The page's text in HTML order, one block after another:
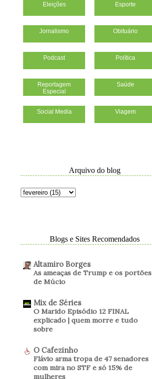
Eleições Esporte
Jornalismo Obituário
Podcast Política
Reportagem
Especial
Saúde
Social Media Viagem
Arquivo do blog
Blogs e Sites Recomendados
Altamiro Borges
As ameaças de Trump e os portões
de Múcio
Mix de Séries
O Marido Episódio 12 FINAL
explicado | quem morre e tudo
sobre
O Cafezinho
Flávio arma tropa de 47 senadores
com mira no STF e só 15% de
mulheres